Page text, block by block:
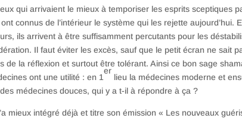
qui arrivaient le mieux à temporiser les esprits sceptiques
connus de l’intérieur le système qui les rejette aujourd’hui.
ils arrivent à être suffisamment percutants pour les
Il faut éviter les excès, sauf que le petit écran ne sait
de la réflexion et surtout être tolérant. Ainsi ce bon sage
ont une utilité : en 1
er
lieu la médecines moderne et
médecines douces, qui y a t-il à répondre à ça ?
mieux intégré déjà et titre son émission « Les nouveaux